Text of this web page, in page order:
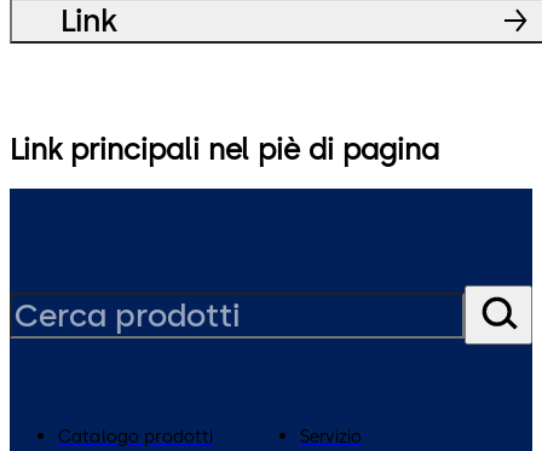
Link
Link principali nel piè di pagina
Catalogo prodotti
Servizio